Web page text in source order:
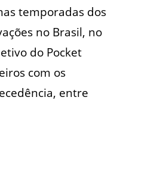
temporadas dos
no Brasil, no
do Pocket
com os
entre